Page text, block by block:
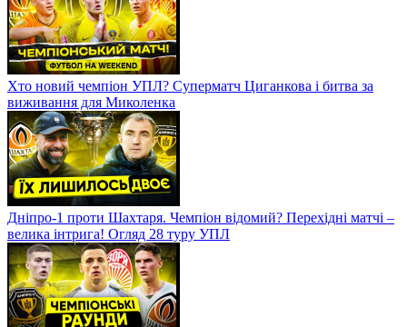
Хто новий чемпіон УПЛ? Суперматч Циганкова і битва за
виживання для Миколенка
Дніпро-1 проти Шахтаря. Чемпіон відомий? Перехідні матчі –
велика інтрига! Огляд 28 туру УПЛ